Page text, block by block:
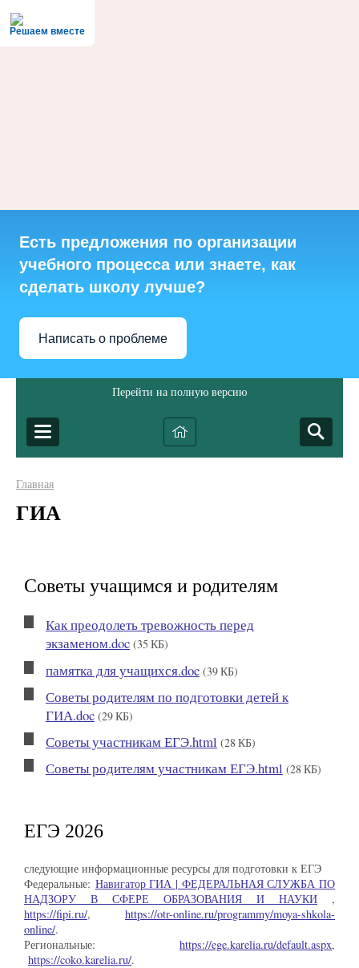
Решаем вместе
Есть предложения по организации
учебного процесса или знаете, как
сделать школу лучше?
Написать о проблеме
Перейти на полную версию
Главная
ГИА
Советы учащимся и родителям
Как преодолеть тревожность перед
экзаменом.doc (35 КБ)
памятка для учащихся.doc (39 КБ)
Советы родителям по подготовки детей к
ГИА.doc (29 КБ)
Советы участникам ЕГЭ.html (28 КБ)
Советы родителям участникам ЕГЭ.html (28 КБ)
ЕГЭ 2026
следующие информационные ресурсы для подготовки к ЕГЭ
Федеральные: Навигатор ГИА | ФЕДЕРАЛЬНАЯ СЛУЖБА ПО
НАДЗОРУ В СФЕРЕ ОБРАЗОВАНИЯ И НАУКИ ,
https://fipi.ru/, https://otr-online.ru/programmy/moya-shkola-
online/.
Региональные: https://ege.karelia.ru/default.aspx,
https://coko.karelia.ru/.